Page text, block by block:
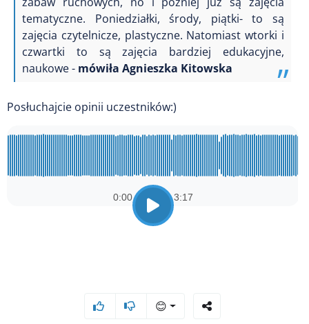
tematyczne. Poniedziałki, środy, piątki- to są
zajęcia czytelnicze, plastyczne. Natomiast wtorki i
czwartki to są zajęcia bardziej edukacyjne,
naukowe - mówiła Agnieszka Kitowska
Posłuchajcie opinii uczestników:)
😊